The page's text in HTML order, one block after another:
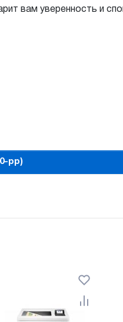
вам уверенность и
pp)